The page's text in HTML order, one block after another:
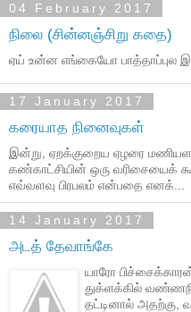
04 February 2017
நிலை (சின்னஞ்சிறு கதை)‬
ஏய் உன்ன எங்கையோ பாத்தாப்புல
17 January 2017
கரையாத நினைவுகள்
இன்று, ஏறக்குறைய ஏழரை
கண்காட்சியின் ஒரு வரிசையைக்
எவ்வளவு பிரபலம் என்பதை எனக்...
14 January 2017
அடத் தேவாங்கே
யாரோ
துக்ளக்கில்
தட்டினால் அதற்கு,